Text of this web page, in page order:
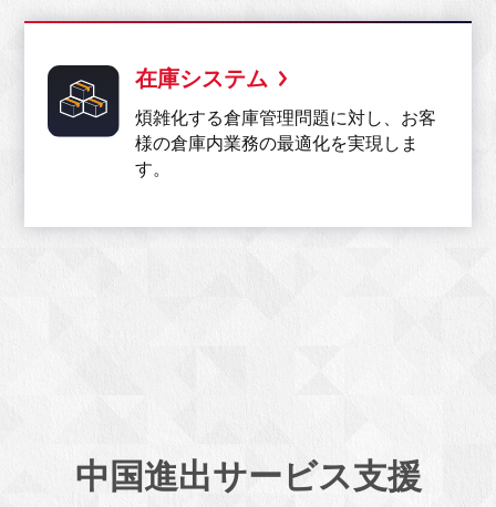
在庫システム
煩雑化する倉庫管理問題に対し、お客
様の倉庫内業務の最適化を実現しま
す。
中国進出サービス支援